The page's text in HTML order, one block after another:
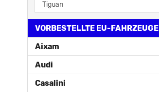
Tiguan
VORBESTELLTE EU-FAHRZEUGE
Aixam
Audi
Casalini